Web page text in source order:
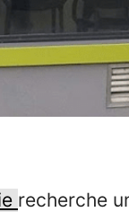
recherche